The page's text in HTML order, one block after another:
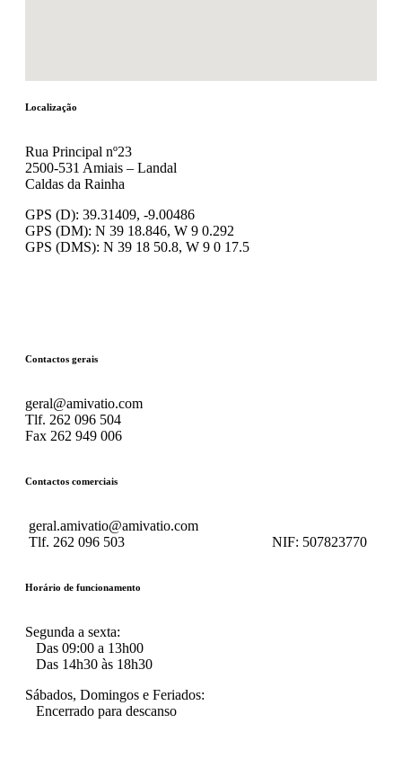
Localização
Rua Principal nº23
2500-531 Amiais – Landal
Caldas da Rainha
GPS (D): 39.31409, -9.00486
GPS (DM): N 39 18.846, W 9 0.292
GPS (DMS): N 39 18 50.8, W 9 0 17.5
Contactos gerais
geral@amivatio.com
Tlf. 262 096 504
Fax 262 949 006
Contactos comerciais
geral.amivatio@amivatio.com
Tlf. 262 096 503 NIF: 507823770
Horário de funcionamento
Segunda a sexta:
Das 09:00 a 13h00
Das 14h30 às 18h30
Sábados, Domingos e Feriados:
Encerrado para descanso